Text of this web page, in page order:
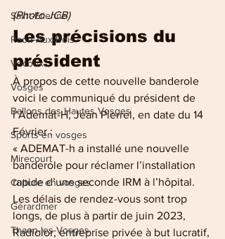
Saint-Etienne
Raon-Aux-Bois
Vecoux
Vosges
Ballons des Hautes Vosges
Sports en vosges
Mirecourt
Culture en vosges
Gérardmer
Thaon-les-Vosges
(Photo JCB)
Les précisions du
président
À propos de cette nouvelle banderole
voici le communiqué du président de
l’Ademat-H, Jean Pierrel, en date du 14
Février :
« ADEMAT-h a installé une nouvelle
banderole pour réclamer l’installation
rapide d’une seconde IRM à l’hôpital.
Les délais de rendez-vous sont trop
longs, de plus à partir de juin 2023,
Radiolor, entreprise privée à but lucratif,